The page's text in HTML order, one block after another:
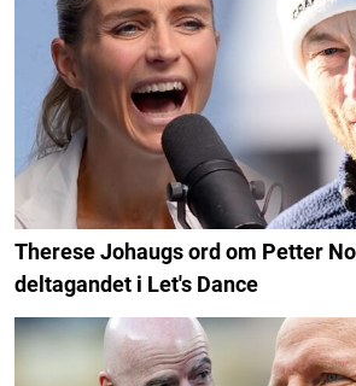
Therese Johaugs ord om Petter
deltagandet i Let's Dance